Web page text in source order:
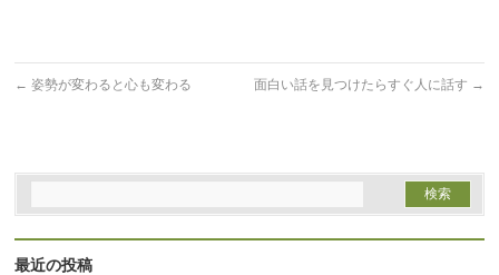
き
ま
す)
← 姿勢が変わると心も変わる 面白い話を見つけたらすぐ人に話す →
最近の投稿